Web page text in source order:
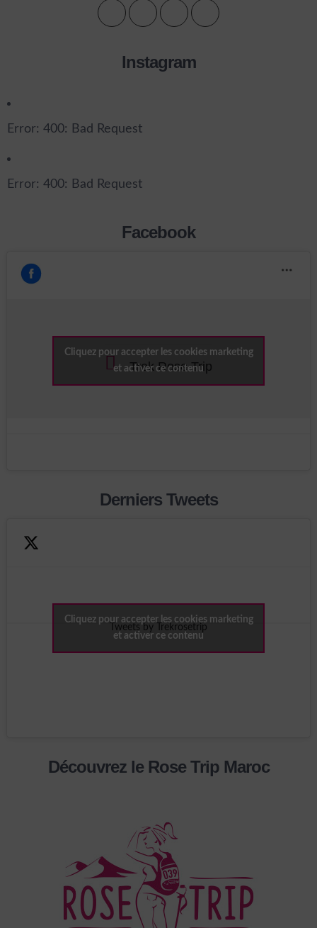
Instagram
Error: 400: Bad Request
Error: 400: Bad Request
Facebook
Trek Rose Trip
Cliquez pour accepter les cookies marketing
et activer ce contenu
Derniers Tweets
Tweets by Trekrosetrip
Cliquez pour accepter les cookies marketing
et activer ce contenu
Découvrez le Rose Trip Maroc